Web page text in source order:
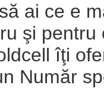
ai ce e
şi pentru
îţi
Număr